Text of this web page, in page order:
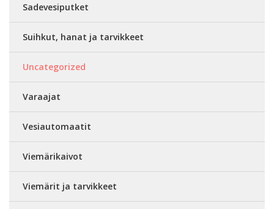
Sadevesiputket
Suihkut, hanat ja tarvikkeet
Uncategorized
Varaajat
Vesiautomaatit
Viemärikaivot
Viemärit ja tarvikkeet